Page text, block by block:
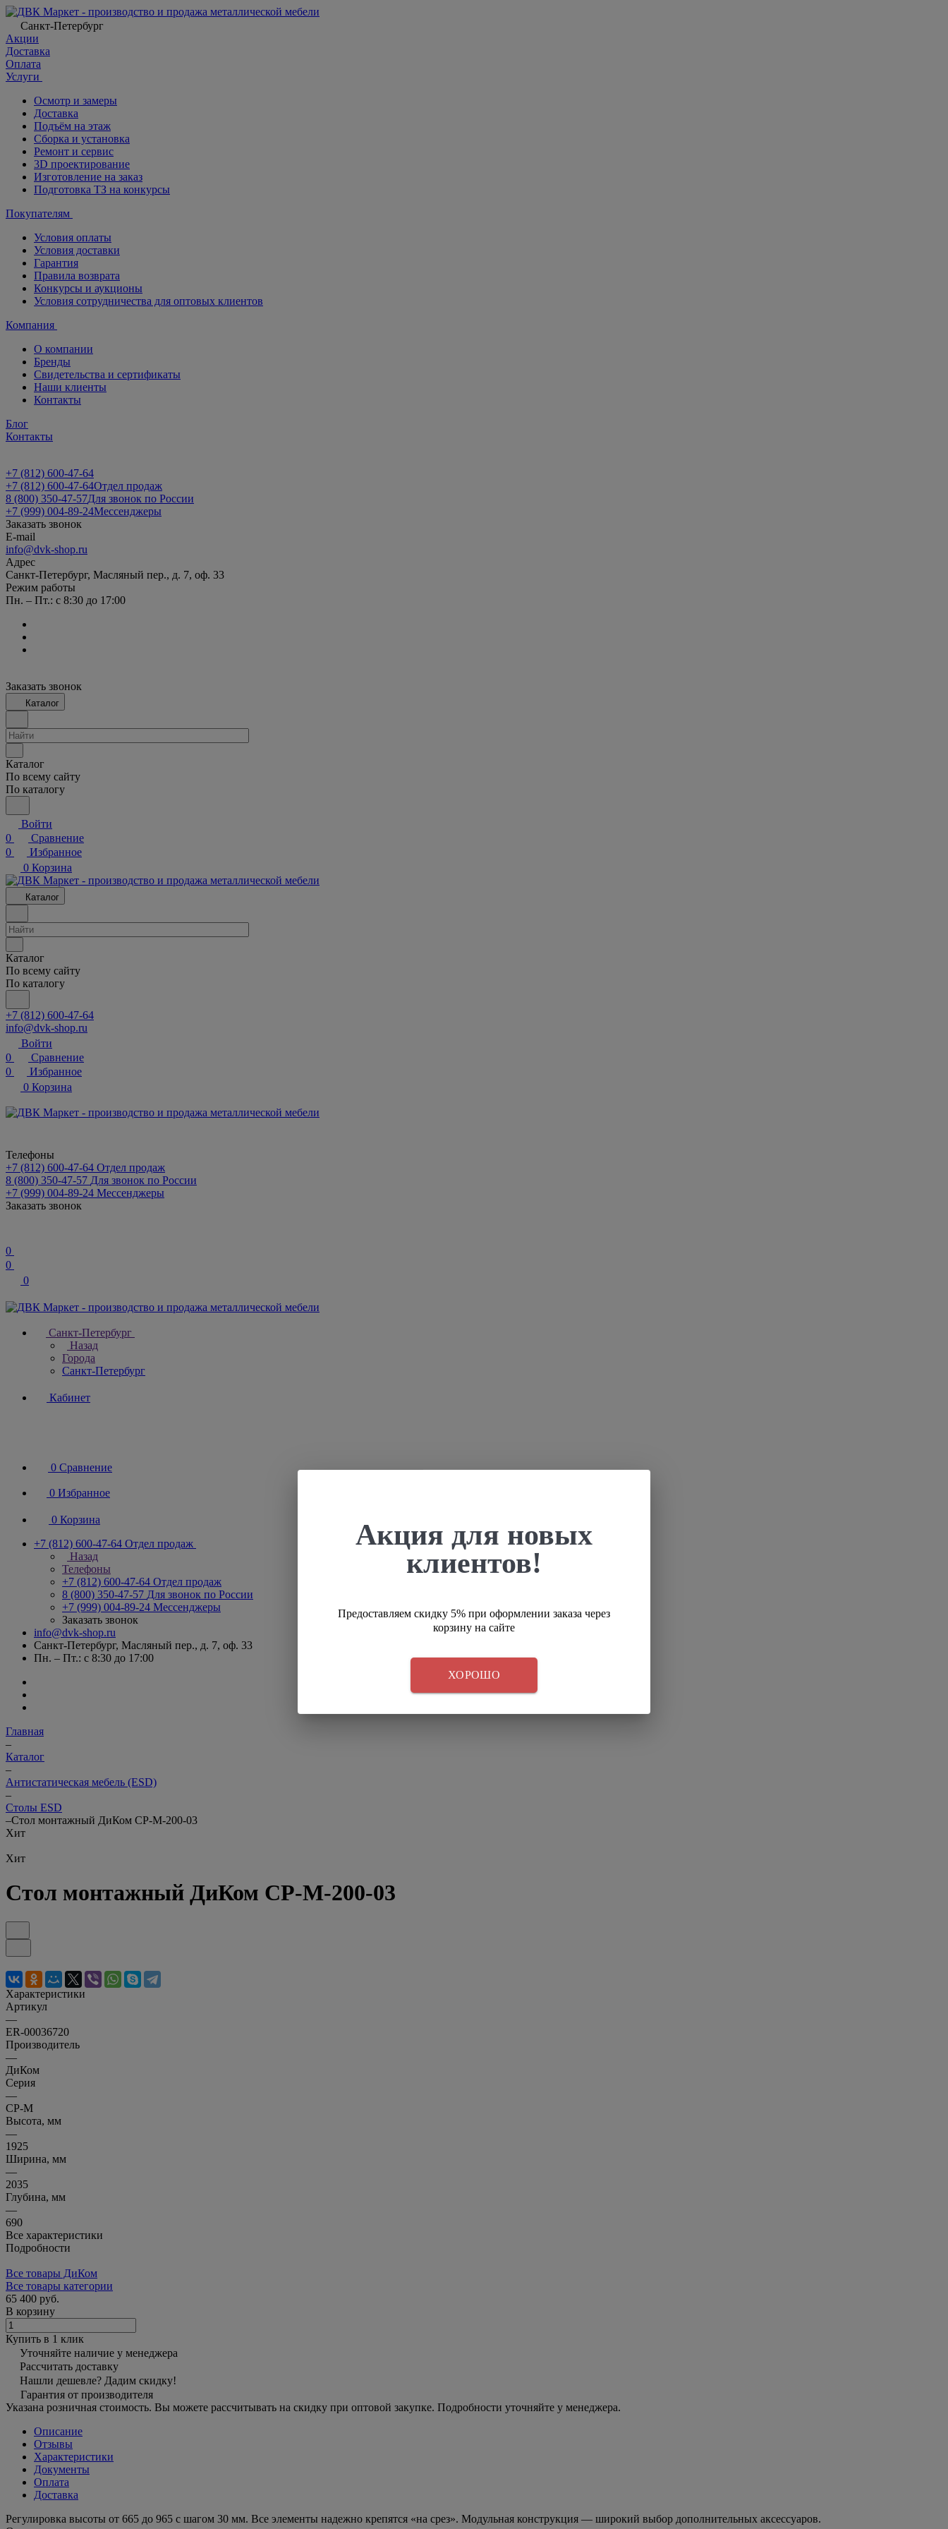
Санкт-Петербург
Акции
Доставка
Оплата
Услуги
Осмотр и замеры
Доставка
Подъём на этаж
Сборка и установка
Ремонт и сервис
3D проектирование
Изготовление на заказ
Подготовка ТЗ на конкурсы
Покупателям
Условия оплаты
Условия доставки
Гарантия
Правила возврата
Конкурсы и аукционы
Условия сотрудничества для оптовых клиентов
Компания
О компании
Бренды
Свидетельства и сертификаты
Наши клиенты
Контакты
Блог
Контакты
+7 (812) 600-47-64
+7 (812) 600-47-64Отдел продаж
8 (800) 350-47-57Для звонок по России
+7 (999) 004-89-24Мессенджеры
Заказать звонок
E-mail
info@dvk-shop.ru
Адрес
Санкт-Петербург, Масляный пер., д. 7, оф. 33
Режим работы
Пн. – Пт.: с 8:30 до 17:00
Заказать звонок
Каталог
Каталог
По всему сайту
По каталогу
Войти
0
Сравнение
0
Избранное
0 Корзина
Каталог
Каталог
По всему сайту
По каталогу
+7 (812) 600-47-64
info@dvk-shop.ru
Войти
0
Сравнение
0
Избранное
0 Корзина
Телефоны
+7 (812) 600-47-64 Отдел продаж
8 (800) 350-47-57 Для звонок по России
+7 (999) 004-89-24 Мессенджеры
Заказать звонок
0
0
0
Санкт-Петербург
Назад
Города
Санкт-Петербург
Кабинет
0 Сравнение
0 Избранное
0 Корзина
+7 (812) 600-47-64 Отдел продаж
Назад
Телефоны
+7 (812) 600-47-64 Отдел продаж
8 (800) 350-47-57 Для звонок по России
+7 (999) 004-89-24 Мессенджеры
Заказать звонок
info@dvk-shop.ru
Санкт-Петербург, Масляный пер., д. 7, оф. 33
Пн. – Пт.: с 8:30 до 17:00
Главная
–
Каталог
–
Антистатическая мебель (ESD)
–
Столы ESD
–Стол монтажный ДиКом СР-М-200-03
Хит
Хит
Стол монтажный ДиКом СР-М-200-03
Характеристики
Артикул
—
ER-00036720
Производитель
—
ДиКом
Серия
—
СР-М
Высота, мм
—
1925
Ширина, мм
—
2035
Глубина, мм
—
690
Все характеристики
Подробности
Все товары ДиКом
Все товары категории
65 400 руб.
В корзину
Купить в 1 клик
Уточняйте наличие у менеджера
Рассчитать доставку
Нашли дешевле? Дадим скидку!
Гарантия от производителя
Указана розничная стоимость. Вы можете рассчитывать на скидку при оптовой закупке. Подробности уточняйте у менеджера.
Описание
Отзывы
Характеристики
Документы
Оплата
Доставка
Регулировка высоты от 665 до 965 с шагом 30 мм. Все элементы надежно крепятся «на срез». Модульная конструкция — широкий выбор дополнительных аксессуаров.
Акция для новых
клиентов!
Предоставляем скидку 5% при оформлении заказа через
корзину на сайте
ХОРОШО